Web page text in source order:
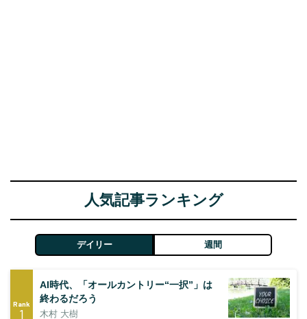
人気記事ランキング
デイリー 週間
Rank
1
AI時代、「オールカントリー“一択”」は
終わるだろう
木村 大樹